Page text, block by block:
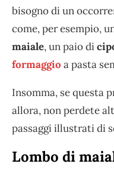
bisogno di un
come, per esempio,
maiale, un paio di
formaggio a pasta
Insomma, se questa
allora, non perdete
passaggi illustrati di
Lombo di